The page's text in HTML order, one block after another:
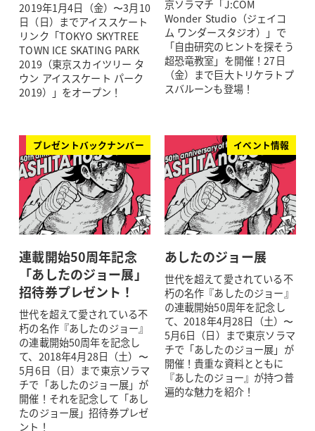
2019年1月4日（金）〜3月10
日（日）までアイススケート
リンク「TOKYO SKYTREE
TOWN ICE SKATING PARK
2019（東京スカイツリー タ
ウン アイススケート パーク
2019）」をオープン！
京ソラマチ「J:COM
Wonder Studio（ジェイコ
ム ワンダースタジオ）」で
「自由研究のヒントを探そう
超恐竜教室」を開催！27日
（金）まで巨大トリケラトプ
スバルーンも登場！
プレゼントバックナンバー
連載開始50周年記念
「あしたのジョー展」
招待券プレゼント！
世代を超えて愛されている不
朽の名作『あしたのジョー』
の連載開始50周年を記念し
て、2018年4月28日（土）〜
5月6日（日）まで東京ソラマ
チで「あしたのジョー展」が
開催！それを記念して「あし
たのジョー展」招待券プレゼ
ント！
イベント情報
あしたのジョー展
世代を超えて愛されている不
朽の名作『あしたのジョー』
の連載開始50周年を記念し
て、2018年4月28日（土）〜
5月6日（日）まで東京ソラマ
チで「あしたのジョー展」が
開催！貴重な資料とともに
『あしたのジョー』が持つ普
遍的な魅力を紹介！